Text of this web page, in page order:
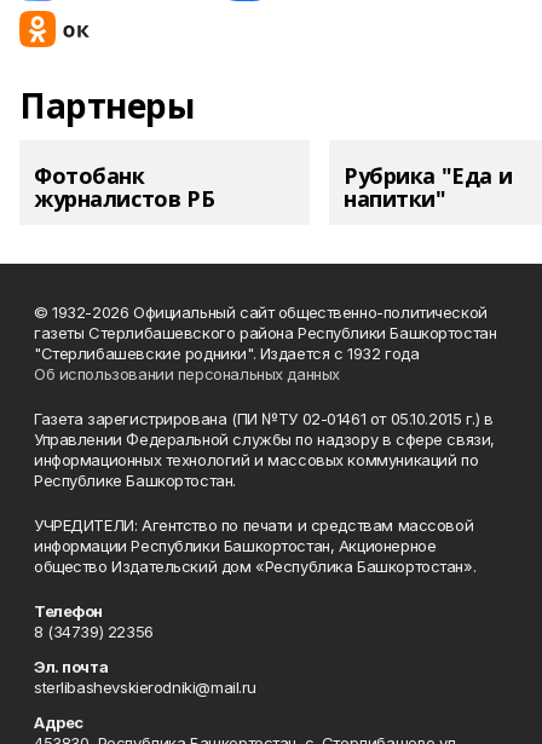
Партнеры
Фотобанк
журналистов РБ
Рубрика "Еда и
напитки"
© 1932-2026 Официальный сайт общественно-политической
газеты Стерлибашевского района Республики Башкортостан
"Стерлибашевские родники". Издается с 1932 года
Об использовании персональных данных
Газета зарегистрирована (ПИ №ТУ 02-01461 от 05.10.2015 г.) в
Управлении Федеральной службы по надзору в сфере связи,
информационных технологий и массовых коммуникаций по
Республике Башкортостан.
УЧРЕДИТЕЛИ: Агентство по печати и средствам массовой
информации Республики Башкортостан, Акционерное
общество Издательский дом «Республика Башкортостан».
Телефон
8 (34739) 22356
Эл. почта
sterlibashevskierodniki@mail.ru
Адрес